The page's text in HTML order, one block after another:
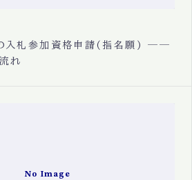
入札参加資格申請(指名願) ──
れ
No Image